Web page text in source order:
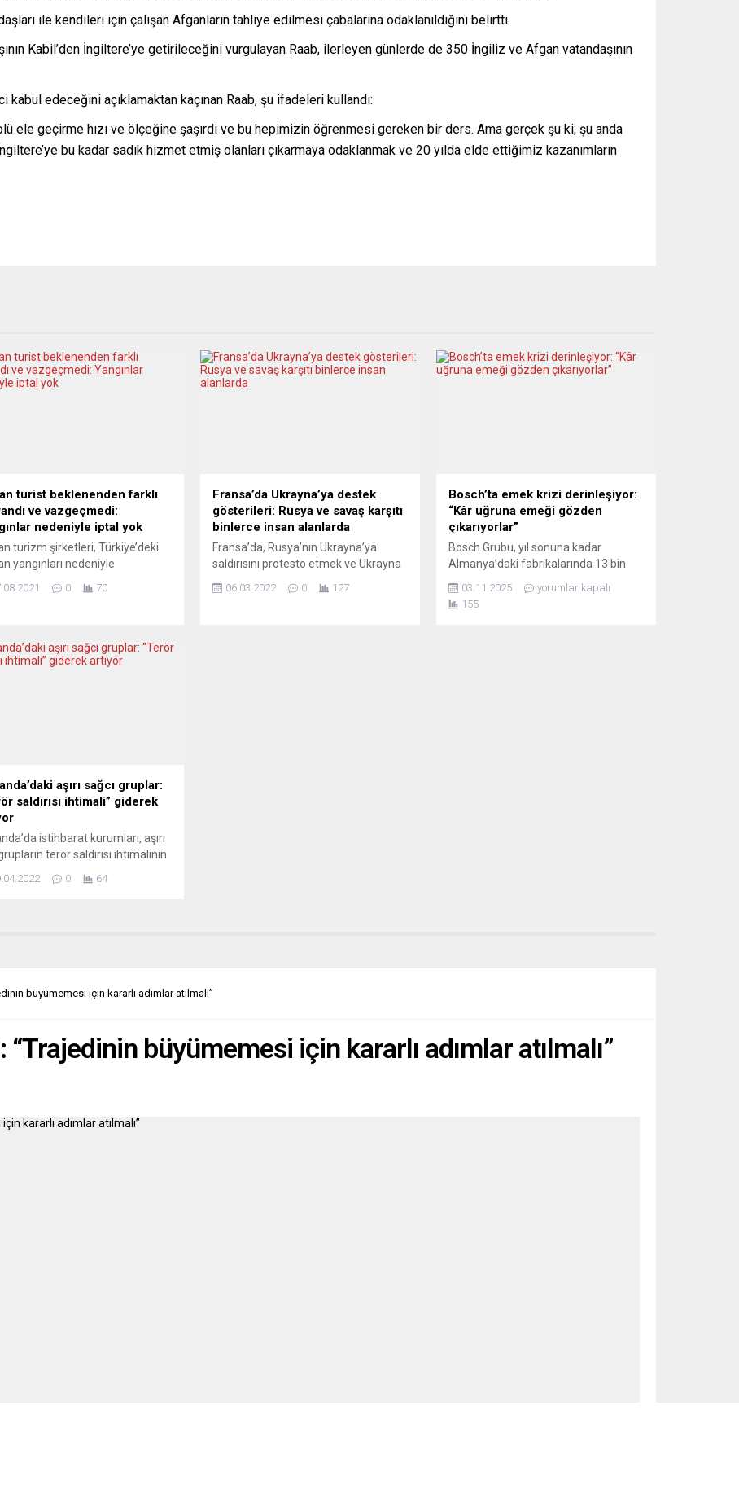
ile kendileri için çalışan Afganların tahliye edilmesi çabalarına odaklanıldığını belirtti.
Kabil’den İngiltere’ye getirileceğini vurgulayan Raab, ilerleyen günlerde de 350 İngiliz ve Afgan vatandaşının
kabul edeceğini açıklamaktan kaçınan Raab, şu ifadeleri kullandı:
ele geçirme hızı ve ölçeğine şaşırdı ve bu hepimizin öğrenmesi gereken bir ders. Ama gerçek şu ki; şu anda
bu kadar sadık hizmet etmiş olanları çıkarmaya odaklanmak ve 20 yılda elde ettiğimiz kazanımların
turist beklenenden farklı
ve vazgeçmedi:
nedeniyle iptal yok
turizm şirketleri, Türkiye’deki
yangınları nedeniyle
Ancak bölgedeki turizmciler
önemli turizm merkezleri
Antalya ve Muğla
0 70
Fransa’da Ukrayna’ya destek
gösterileri: Rusya ve savaş karşıtı
binlerce insan alanlarda
Fransa’da, Rusya’nın Ukrayna’ya
saldırısını protesto etmek ve Ukrayna
gösteriler düzenlendi. Fransa’da,
06.03.2022 0 127
Bosch’ta emek krizi derinleşiyor:
“Kâr uğruna emeği gözden
çıkarıyorlar”
Bosch Grubu, yıl sonuna kadar
Almanya’daki fabrikalarında 13 bin
Otomotiv sektöründe yaşanan
dönüşüm ve maliyet baskısı gerekçe
03.11.2025
yorumlar kapalı
155
aşırı sağcı gruplar:
saldırısı ihtimali” giderek
istihbarat kurumları, aşırı
terör saldırısı ihtimalinin
Hollanda Güvenlik ve
belirtildi. Aşırı sağcı grupların
0 64
büyümemesi için kararlı adımlar atılmalı”
büyümemesi için kararlı adımlar atılmalı”